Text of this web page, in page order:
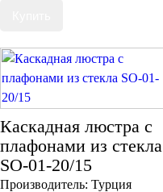
Каскадная люстра с
плафонами из стекла
SO-01-20/15
Производитель: Турция